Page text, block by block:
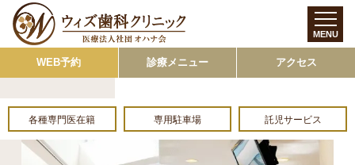
WEB予約 診療メニュー アクセス
各種専門医在籍 専用駐車場 託児サービス
MENU